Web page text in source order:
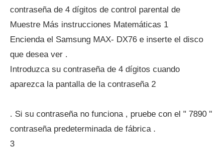
contraseña de 4 dígitos de control parental de
Muestre Más instrucciones Matemáticas 1
Encienda el Samsung MAX- DX76 e inserte el disco
que desea ver .
Introduzca su contraseña de 4 dígitos cuando
aparezca la pantalla de la contraseña 2
. Si su contraseña no funciona , pruebe con el " 7890 "
contraseña predeterminada de fábrica .
3